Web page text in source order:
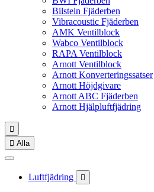
Bilstein Fjäderben
Vibracoustic Fjäderben
AMK Ventilblock
Wabco Ventilblock
RAPA Ventilblock
Arnott Ventilblock
Arnott Konverteringssatser
Arnott Höjdgivare
Arnott ABC Fjäderben
Arnott Hjälpluftfjädring

 Alla
Luftfjädring 